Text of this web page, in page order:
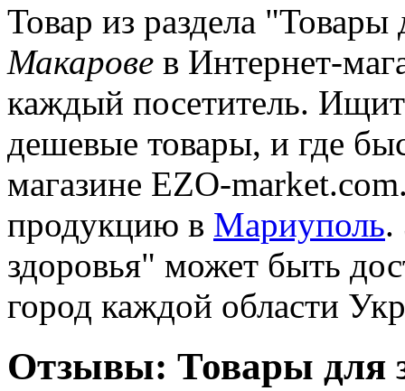
Товар из раздела "Товары
Макарове в Интернет-
каждый посетитель.
дешевые товары, и где
магазине EZO-
продукцию в Мариуполь.
здоровья" может быть
город каждой области
Отзывы: Товары для